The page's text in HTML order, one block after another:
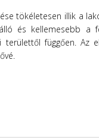
tökéletesen illik a
és kellemesebb
függően. Az